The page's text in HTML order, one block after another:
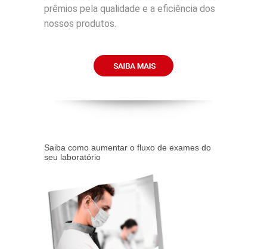
prêmios pela qualidade e a eficiência dos
nossos produtos.
Saiba como aumentar o fluxo de exames do
seu laboratório